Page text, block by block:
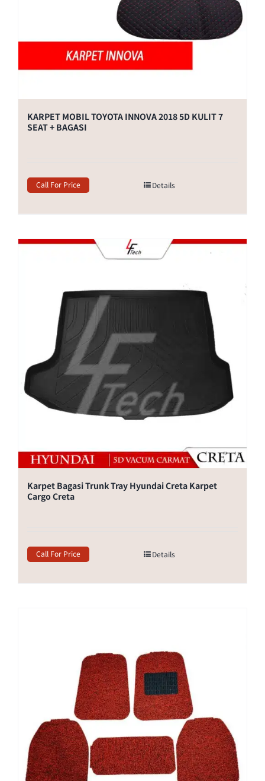
KARPET MOBIL TOYOTA INNOVA 2018 5D KULIT 7
SEAT + BAGASI
Call For Price Details
Karpet Bagasi Trunk Tray Hyundai Creta Karpet
Cargo Creta
Call For Price Details